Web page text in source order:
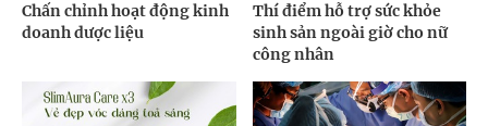
Chấn chỉnh hoạt động kinh
doanh dược liệu
Thí điểm hỗ trợ sức khỏe
sinh sản ngoài giờ cho nữ
công nhân